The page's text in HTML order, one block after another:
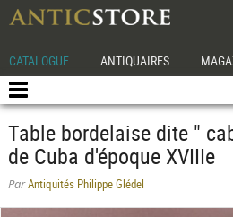
CATALOGUE ANTIQUAIRES
Table bordelaise dite "
de Cuba d'époque XVIIIe
ParAntiquités Philippe Glédel